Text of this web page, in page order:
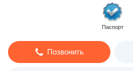
Паспорт
Позвонить